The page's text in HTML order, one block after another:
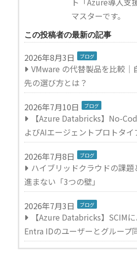
マスターです。
この投稿者の最新の記事
2026年8月3日 ブログ
VMware の代替製品を比較｜
先の選び方とは？
2026年7月10日 ブログ
【Azure Databricks】No-
よびAIエージェントプロトタイ
2026年7月8日 ブログ
ハイブリッドクラウドの課
進まない「3つの壁」
2026年7月3日 ブログ
【Azure Databricks】SCIM
Entra IDのユーザーとグループ